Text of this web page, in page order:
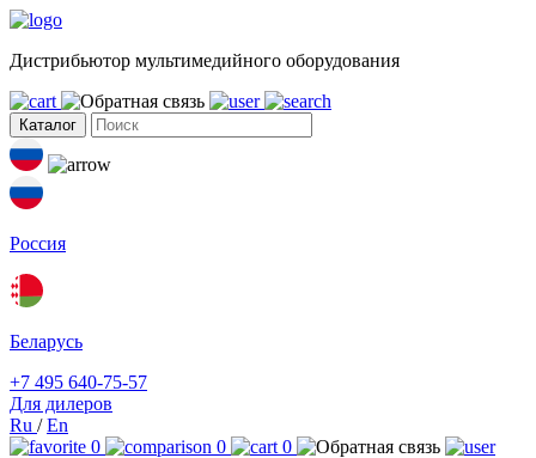
Дистрибьютор мультимедийного оборудования
Каталог
Россия
Беларусь
+7 495 640-75-57
Для дилеров
Ru /En
0
0 0